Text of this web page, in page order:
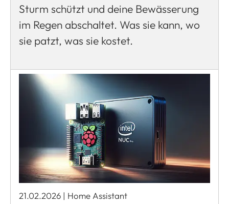
Sturm schützt und deine Bewässerung
im Regen abschaltet. Was sie kann, wo
sie patzt, was sie kostet.
21.02.2026 | Home Assistant